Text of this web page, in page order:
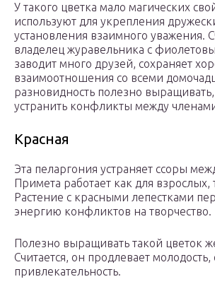
У такого цветка мало магических
используют для укрепления
установления взаимного уважения.
владелец журавельника с
заводит много друзей, сохраняет
взаимоотношения со всеми
разновидность полезно
устранить конфликты между
Красная
Эта пеларгония устраняет ссоры
Примета работает как для взрослых,
Растение с красными лепестками
энергию конфликтов на творчество.
Полезно выращивать такой цветок
Считается, он продлевает молодость,
привлекательность.